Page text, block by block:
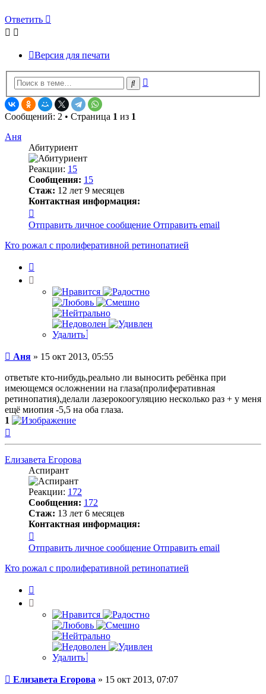
Ответить
Версия для печати
Поиск
Сообщений: 2 • Страница 1 из 1
Аня
Абитуриент
Реакции: 15
Сообщения: 15
Стаж: 12 лет 9 месяцев
Контактная информация:
информация
пользователя
Аня
Отправить личное сообщение Отправить email
Кто рожал с пролиферативной ретинопатией
Удалить
Сообщение
Аня » 15 окт 2013, 05:55
ответьте кто-нибудь,реально ли выносить ребёнка при
имеющемся осложнении на глаза(пролиферативная
ретинопатия),делали лазерокоогуляцию несколько раз + у меня
ещё миопия -5,5 на оба глаза.
1
Елизавета Егорова
Аспирант
Реакции: 172
Сообщения: 172
Стаж: 13 лет 6 месяцев
Контактная информация:
информация
пользователя
Елизавета
Отправить личное сообщение Отправить email
Кто рожал с пролиферативной ретинопатией
Удалить
Сообщение
Елизавета Егорова » 15 окт 2013, 07:07